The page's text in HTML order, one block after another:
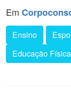
Em
Ensino
Educação Física